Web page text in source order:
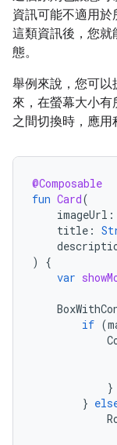
資訊可能不適用
這類資訊後，您就
態。
舉例來說，您可以
來，在螢幕大小有
之間切換時，應用
@Composable
fun Card(
imageUrl :
title :
)
{
var
if (
}
}